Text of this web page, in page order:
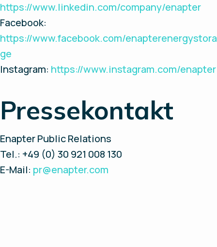
https://www.linkedin.com/company/enapter
Facebook:
https://www.facebook.com/enapterenergystora
ge
Instagram: https://www.instagram.com/enapter
Pressekontakt
Enapter Public Relations
Tel.: +49 (0) 30 921 008 130
E-Mail: pr@enapter.com